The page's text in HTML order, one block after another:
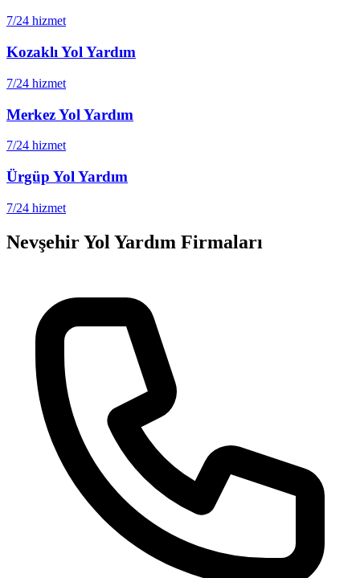
7/24 hizmet
Kozaklı Yol Yardım
7/24 hizmet
MerkezYol Yardım
7/24 hizmet
Ürgüp Yol Yardım
7/24 hizmet
NevşehirYol Yardım Firmaları